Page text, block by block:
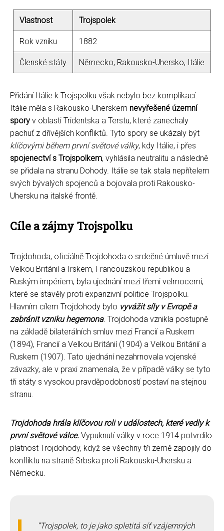
Vlastnost Trojspolek
Rok vzniku 1882
Členské státy Německo, Rakousko-Uhersko, Itálie
Přidání Itálie k Trojspolku však nebylo bez komplikací.
Itálie měla s Rakousko-Uherskem nevyřešené územní
spory v oblasti Tridentska a Terstu, které zanechaly
pachuť z dřívějších konfliktů. Tyto spory se ukázaly být
klíčovými během první světové války, kdy Itálie, i přes
spojenectví s Trojspolkem, vyhlásila neutralitu a následně
se přidala na stranu Dohody. Itálie se tak stala nepřítelem
svých bývalých spojenců a bojovala proti Rakousko-
Uhersku na italské frontě.
Cíle a zájmy Trojspolku
Trojdohoda, oficiálně Trojdohoda o srdečné úmluvě mezi
Velkou Británií a Irskem, Francouzskou republikou a
Ruským impériem, byla ujednání mezi třemi velmocemi,
které se stavěly proti expanzivní politice Trojspolku.
Hlavním cílem Trojdohody bylo vyvážit síly v Evropě a
zabránit vzniku hegemona. Trojdohoda vznikla postupně
na základě bilaterálních smluv mezi Francií a Ruskem
(1894), Francií a Velkou Británií (1904) a Velkou Británií a
Ruskem (1907). Tato ujednání nezahrnovala vojenské
závazky, ale v praxi znamenala, že v případě války se tyto
tři státy s vysokou pravděpodobností postaví na stejnou
stranu.
Trojdohoda hrála klíčovou roli v událostech, které vedly k
první světové válce. Vypuknutí války v roce 1914 potvrdilo
platnost Trojdohody, když se všechny tři země zapojily do
konfliktu na straně Srbska proti Rakousku-Uhersku a
Německu.
Trojspolek, to je jako spletitá síť vzájemných